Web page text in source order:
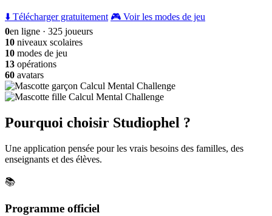
⬇️ Télécharger gratuitement 🎮 Voir les modes de jeu
0en ligne · 325 joueurs
10 niveaux scolaires
10 modes de jeu
13 opérations
60 avatars
Pourquoi choisir Studiophel ?
Une application pensée pour les vrais besoins des familles, des
enseignants et des élèves.
📚
Programme officiel